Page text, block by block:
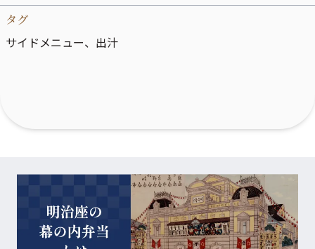
タグ
サイドメニュー、 出汁